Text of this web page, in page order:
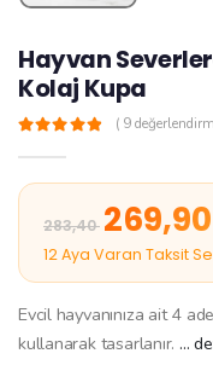
Hayvan
Kolaj Kupa
( 9
283,40
12 Aya Varan Taksit
Evcil hayvanınıza ait 4
kullanarak tasarlanır. ...